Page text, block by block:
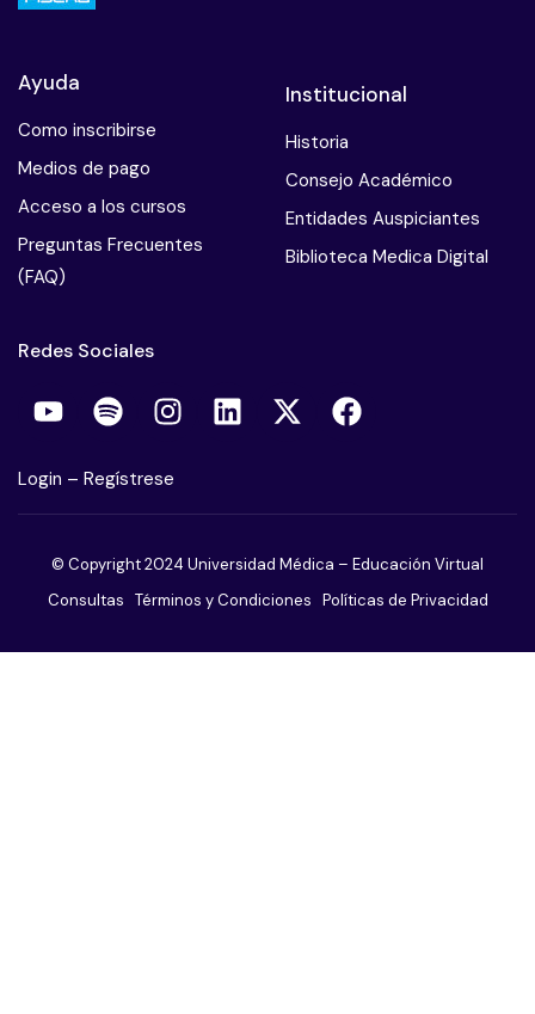
El paciente suicida
Psiconeuroendocrinologia
Parafilias
Sindrome de Burnout
Sme de estres postraumatico
Trastorno del control de los impulsos
Trastorno adictivo sin sustancias
Ayuda
Como inscribirse
Medios de pago
Acceso a los cursos
Preguntas Frecuentes
(FAQ)
Institucional
Historia
Consejo Académico
Entidades Auspiciantes
Biblioteca Medica Digital
Redes Sociales
Login – Regístrese
© Copyright 2024 Universidad Médica – Educación Virtual
Consultas Términos y Condiciones Políticas de Privacidad